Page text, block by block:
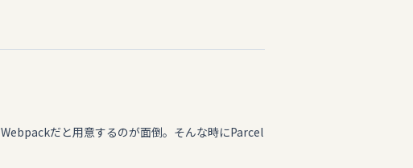
だと用意するのが面倒。そんな時にParcel